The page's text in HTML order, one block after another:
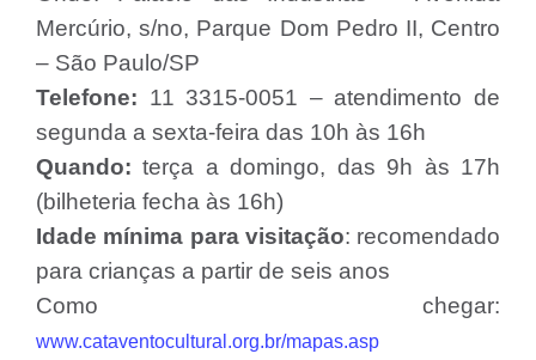
Mercúrio, s/no, Parque Dom Pedro II, Centro
– São Paulo/SP
Telefone: 11 3315-0051 – atendimento de
segunda a sexta-feira das 10h às 16h
Quando:terça a domingo, das 9h às 17h
(bilheteria fecha às 16h)
Idade mínima para visitação: recomendado
para crianças a partir de seis anos
Como chegar:
www.cataventocultural.org.br/mapas.asp